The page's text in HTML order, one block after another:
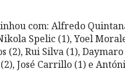
com: Alfredo
Spelic (1), Yoel
(2), Rui Silva (1),
José Carrillo (1) e